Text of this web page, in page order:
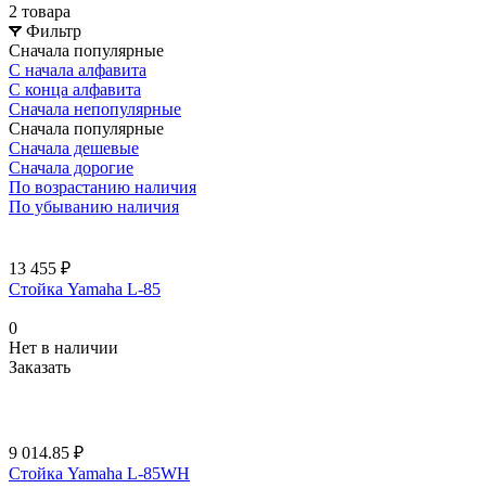
2 товара
Фильтр
Сначала популярные
С начала алфавита
С конца алфавита
Сначала непопулярные
Сначала популярные
Сначала дешевые
Сначала дорогие
По возрастанию наличия
По убыванию наличия
13 455 ₽
Стойка Yamaha L-85
0
Нет в наличии
Заказать
9 014.85 ₽
Стойка Yamaha L-85WH